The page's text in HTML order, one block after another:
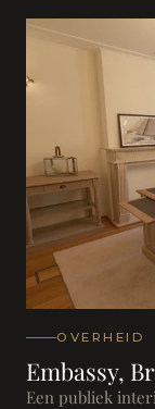
OVERHEID
Embassy,
Een publiek